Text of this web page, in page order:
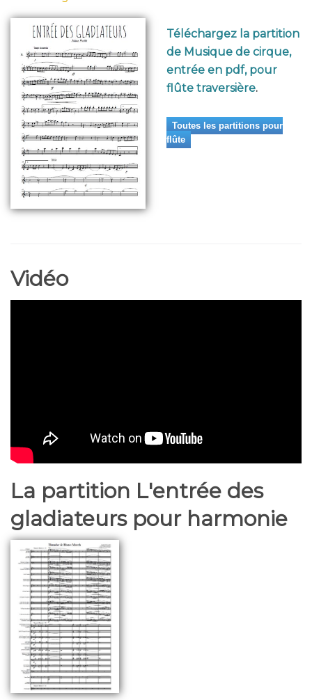
Téléchargez la partition
de Musique de cirque,
entrée en pdf, pour
flûte traversière.
Toutes les partitions pour
flûte
Vidéo
La partition L'entrée des
gladiateurs pour harmonie